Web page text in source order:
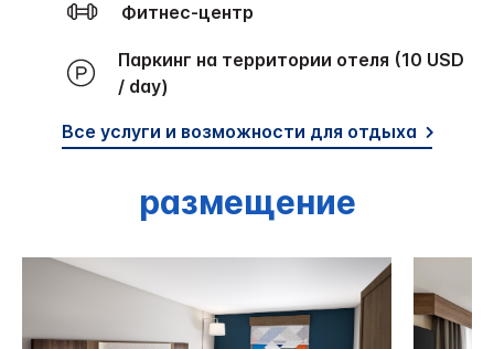
Фитнес-центр
Паркинг на территории отеля (10 USD
/ day)
Все услуги и возможности для отдыха
размещение